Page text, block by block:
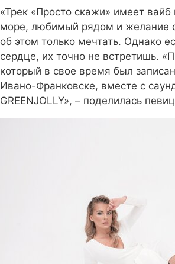
«Трек «Просто скажи» имеет
море, любимый рядом и желание
об этом только мечтать. Однако
сердце, их точно не встретишь.
который в свое время был
Ивано-Франковске, вместе с
GREENJOLLY», – поделилась